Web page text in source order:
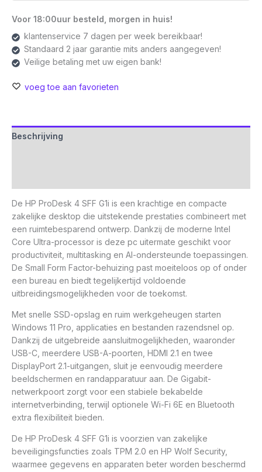
Voor 18:00uur besteld, morgen in huis!
klantenservice 7 dagen per week bereikbaar!
Standaard 2 jaar garantie mits anders aangegeven!
Veilige betaling met uw eigen bank!
voeg toe aan favorieten
Beschrijving
De HP ProDesk 4 SFF G1i is een krachtige en compacte
zakelijke desktop die uitstekende prestaties combineert met
een ruimtebesparend ontwerp. Dankzij de moderne Intel
Core Ultra-processor is deze pc uitermate geschikt voor
productiviteit, multitasking en AI-ondersteunde toepassingen.
De Small Form Factor-behuizing past moeiteloos op of onder
een bureau en biedt tegelijkertijd voldoende
uitbreidingsmogelijkheden voor de toekomst.
Met snelle SSD-opslag en ruim werkgeheugen starten
Windows 11 Pro, applicaties en bestanden razendsnel op.
Dankzij de uitgebreide aansluitmogelijkheden, waaronder
USB-C, meerdere USB-A-poorten, HDMI 2.1 en twee
DisplayPort 2.1-uitgangen, sluit je eenvoudig meerdere
beeldschermen en randapparatuur aan. De Gigabit-
netwerkpoort zorgt voor een stabiele bekabelde
internetverbinding, terwijl optionele Wi-Fi 6E en Bluetooth
extra flexibiliteit bieden.
De HP ProDesk 4 SFF G1i is voorzien van zakelijke
beveiligingsfuncties zoals TPM 2.0 en HP Wolf Security,
waarmee gegevens en apparaten beter worden beschermd